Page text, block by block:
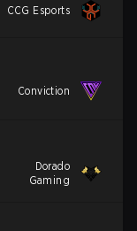
CCG Esports
Conviction
Dorado
Gaming